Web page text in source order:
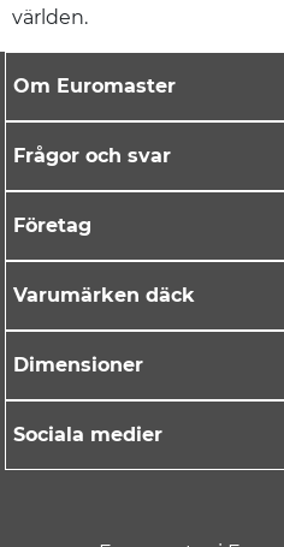
världen.
Om Euromaster
Frågor och svar
Företag
Varumärken däck
Dimensioner
Sociala medier